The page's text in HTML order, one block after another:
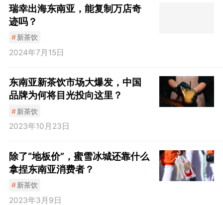
瑞幸出海东南亚，能复制万店奇
迹吗？
#新茶饮
2024年7月15日
东南亚新茶饮市场大爆发，中国
品牌为何将目光投向这里？
#新茶饮
2023年10月23日
除了“地板价”，蜜雪冰城还靠什么
拿捏东南亚消费者？
#新茶饮
2023年3月9日